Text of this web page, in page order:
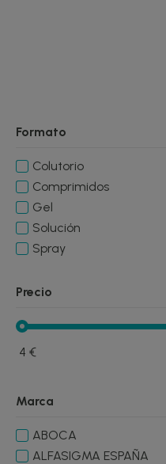
Formato
Colutorio
Comprimidos
Gel
Solución
Spray
Precio
4 €
Marca
ABOCA
ALFASIGMA ESPAÑA